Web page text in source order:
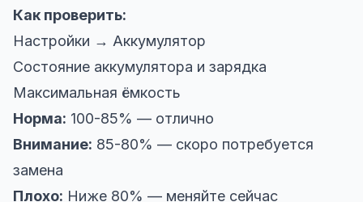
Как проверить:
Настройки → Аккумулятор
Состояние аккумулятора и зарядка
Максимальная ёмкость
Норма: 100-85% — отлично
Внимание: 85-80% — скоро потребуется
замена
Плохо: Ниже 80% — меняйте сейчас